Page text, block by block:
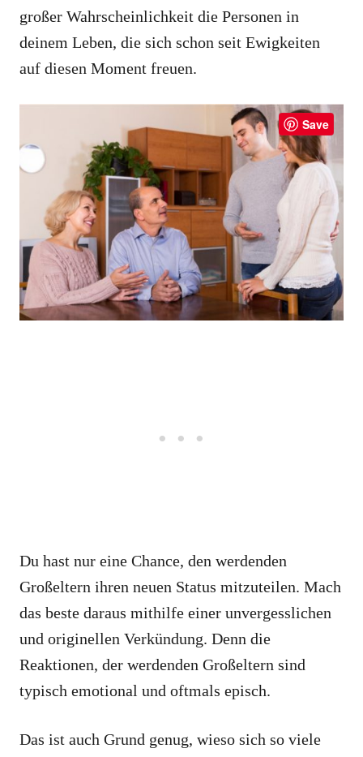
großer Wahrscheinlichkeit die Personen in
deinem Leben, die sich schon seit Ewigkeiten
auf diesen Moment freuen.
Save
Du hast nur eine Chance, den werdenden
Großeltern ihren neuen Status mitzuteilen. Mach
das beste daraus mithilfe einer unvergesslichen
und originellen Verkündung. Denn die
Reaktionen, der werdenden Großeltern sind
typisch emotional und oftmals episch.
Das ist auch Grund genug, wieso sich so viele